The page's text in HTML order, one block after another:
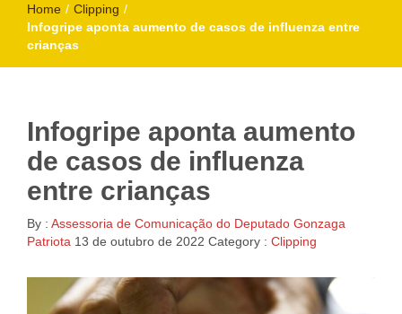
Home / Clipping /
Infogripe aponta aumento de casos de influenza entre
crianças
Infogripe aponta aumento
de casos de influenza
entre crianças
By : Assessoria de Comunicação do Deputado Gonzaga
Patriota 13 de outubro de 2022 Category : Clipping